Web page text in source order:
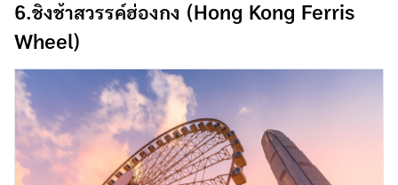
6.ชิงช้าสวรรค์ฮ่องกง (Hong Kong Ferris
Wheel)